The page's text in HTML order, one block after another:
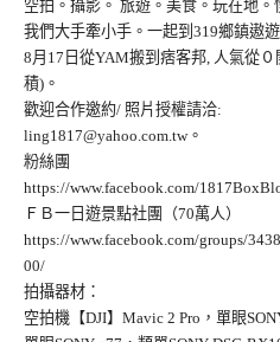
空拍。攝影。 旅遊。美食。玩在地。
我們大手牽小手。一起到319鄉鎮遨
8月17日從YAM搬到痞客邦, 人氣從０
積)。
歡迎合作邀約/ 照片授權請洽:
ling1817@yahoo.com.tw。
粉絲團
https://www.facebook.com/
ＦＢ一日遊景點社團（70萬人）
https://www.facebook.com/groups/
00/
拍攝器材：
空拍機【DJI】Mavic 2 Pro，單眼